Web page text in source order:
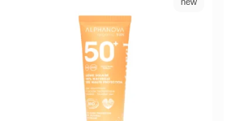
new